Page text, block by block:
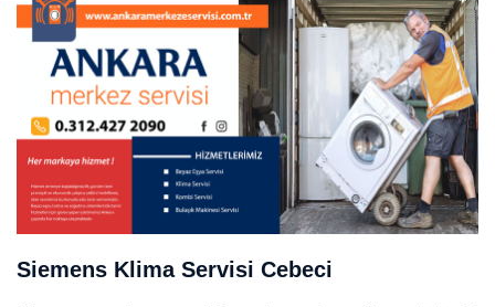
Siemens Klima Servisi Cebeci